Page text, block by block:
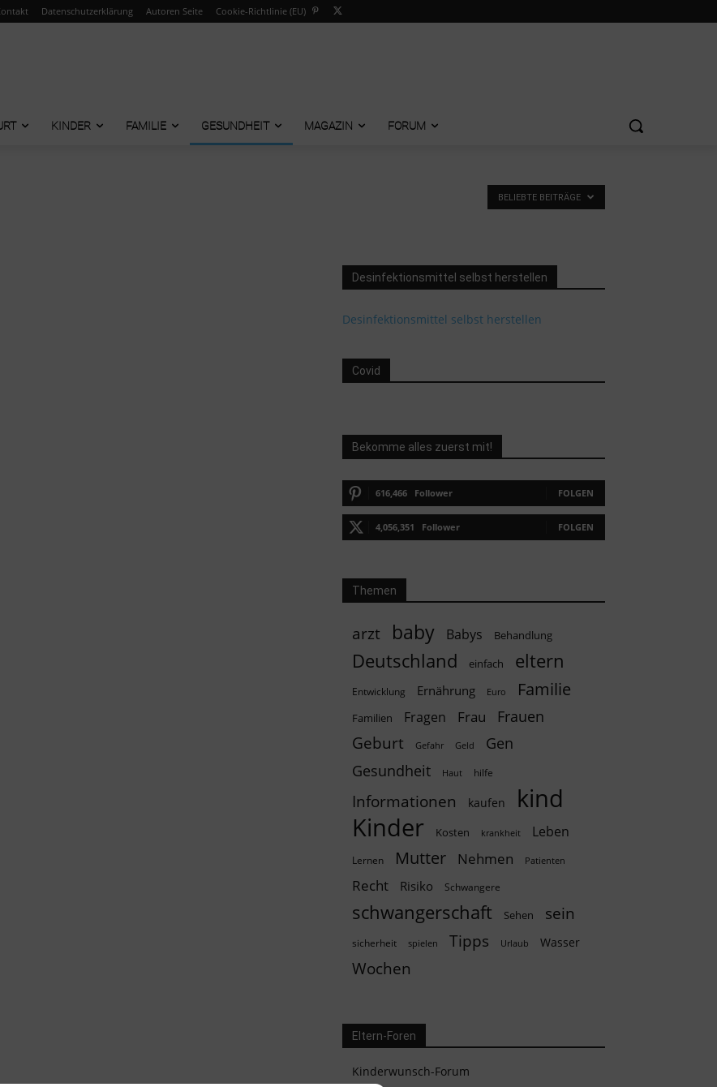
Datenschutzerklärung Autoren Seite Cookie-Richtlinie (EU)
KINDER FAMILIE GESUNDHEIT MAGAZIN FORUM
BELIEBTE BEITRÄGE
Desinfektionsmittel selbst herstellen
Desinfektionsmittel selbst herstellen
Covid
Bekomme alles zuerst mit!
616,466 Follower FOLGEN
4,056,351 Follower FOLGEN
Themen
arzt baby Babys Behandlung
Deutschland einfach eltern
Entwicklung Ernährung Euro Familie
Familien Fragen Frau Frauen
Geburt Gefahr Geld
Gen
Gesundheit
Haut hilfe
Informationen kaufen kind
Kinder Kosten krankheit Leben
Lernen Mutter Nehmen Patienten
Recht Risiko Schwangere
schwangerschaft Sehen sein
sicherheit spielen Tipps Urlaub Wasser
Wochen
Eltern-Foren
Kinderwunsch-Forum